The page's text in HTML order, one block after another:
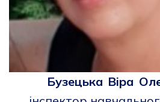
Бузецька Віра